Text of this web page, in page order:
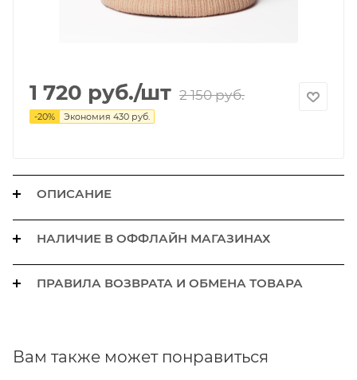
1 720 руб./шт 2 150руб.
-20% Экономия 430 руб.
ОПИСАНИЕ
НАЛИЧИЕ В ОФФЛАЙН МАГАЗИНАХ
ПРАВИЛА ВОЗВРАТА И ОБМЕНА ТОВАРА
Вам также может понравиться